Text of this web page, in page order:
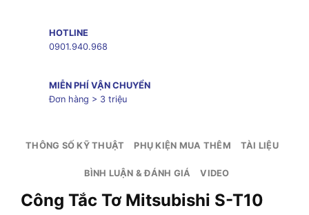
HOTLINE
0901.940.968
MIỄN PHÍ VẬN CHUYỂN
Đơn hàng > 3 triệu
THÔNG SỐ KỸ THUẬT PHỤ KIỆN MUA THÊM TÀI LIỆU
BÌNH LUẬN & ĐÁNH GIÁ VIDEO
Công Tắc Tơ Mitsubishi S-T10